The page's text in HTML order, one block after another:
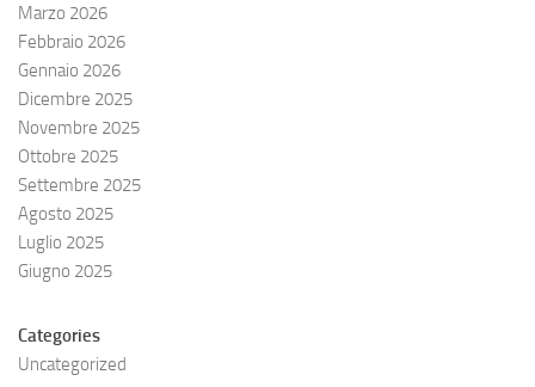
Marzo 2026
Febbraio 2026
Gennaio 2026
Dicembre 2025
Novembre 2025
Ottobre 2025
Settembre 2025
Agosto 2025
Luglio 2025
Giugno 2025
Categories
Uncategorized